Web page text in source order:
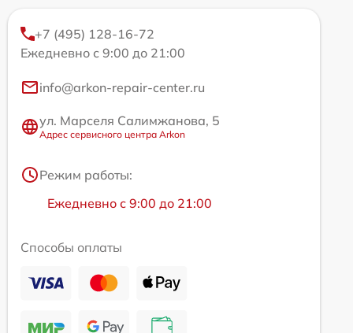
+7 (495) 128-16-72
Ежедневно с 9:00 до 21:00
info@arkon-repair-center.ru
ул. Марселя Салимжанова, 5
Адрес сервисного центра Arkon
Режим работы:
Ежедневно с 9:00 до 21:00
Способы оплаты